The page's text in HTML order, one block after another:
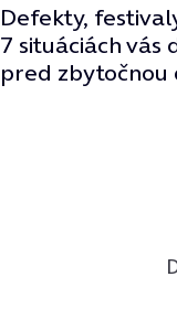
Defekty,
7 situáciách vás
pred zbytočnou